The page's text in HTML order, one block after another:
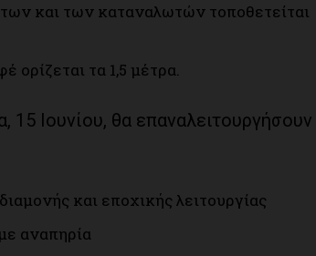
και των καταναλωτών τοποθετείται
τα 1,5 μέτρα.
15 Ιουνίου, θα επαναλειτουργήσουν
και εποχικής λειτουργίας
αναπηρία